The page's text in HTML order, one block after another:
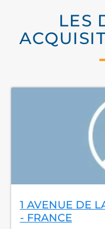
LES
1 AVENUE DE
- FRANCE